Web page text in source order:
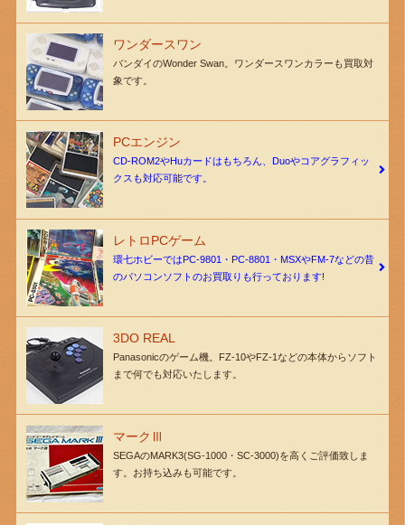
ワンダースワン
バンダイのWonder Swan。ワンダースワンカラーも買取対
象です。
PCエンジン
CD-ROM2やHuカードはもちろん、Duoやコアグラフィッ
クスも対応可能です。
レトロPCゲーム
環七ホビーではPC-9801・PC-8801・MSXやFM-7などの昔
のパソコンソフトのお買取りも行っております!
3DO REAL
Panasonicのゲーム機。FZ-10やFZ-1などの本体からソフト
まで何でも対応いたします。
マークⅢ
SEGAのMARK3(SG-1000・SC-3000)を高くご評価致しま
す。お持ち込みも可能です。